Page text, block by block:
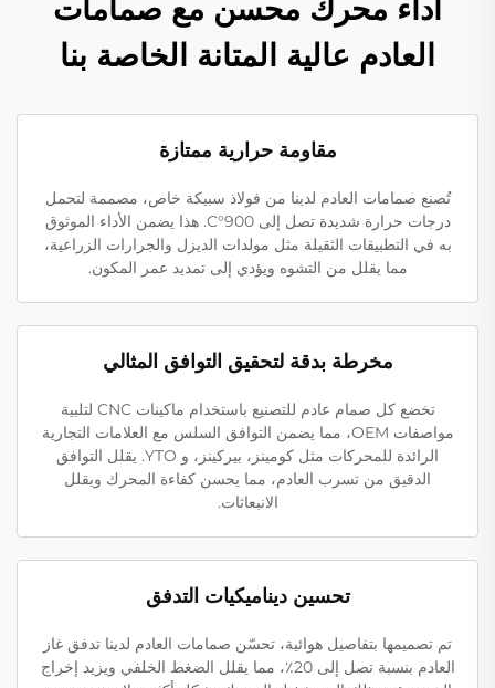
أداء محرك محسن مع صمامات
العادم عالية المتانة الخاصة بنا
مقاومة حرارية ممتازة
تُصنع صمامات العادم لدينا من فولاذ سبيكة خاص، مصممة لتحمل
درجات حرارة شديدة تصل إلى 900°C. هذا يضمن الأداء الموثوق
به في التطبيقات الثقيلة مثل مولدات الديزل والجرارات الزراعية،
مما يقلل من التشوه ويؤدي إلى تمديد عمر المكون.
مخرطة بدقة لتحقيق التوافق المثالي
تخضع كل صمام عادم للتصنيع باستخدام ماكينات CNC لتلبية
مواصفات OEM، مما يضمن التوافق السلس مع العلامات التجارية
الرائدة للمحركات مثل كومينز، بيركينز، و YTO. يقلل التوافق
الدقيق من تسرب العادم، مما يحسن كفاءة المحرك ويقلل
الانبعاثات.
تحسين ديناميكيات التدفق
تم تصميمها بتفاصيل هوائية، تحسّن صمامات العادم لدينا تدفق غاز
العادم بنسبة تصل إلى 20٪، مما يقلل الضغط الخلفي ويزيد إخراج